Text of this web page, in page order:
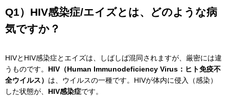
Q1）HIV感染症/エイズとは、どのような病
気ですか？
HIVとHIV感染症とエイズは、しばしば混同されますが、厳密には違
うものです。 HIV（Human Immunodeficiency Virus：ヒト免疫不
全ウイルス） は、ウイルスの一種です。HIVが体内に侵入（感染）
した状態が、 HIV感染症です。